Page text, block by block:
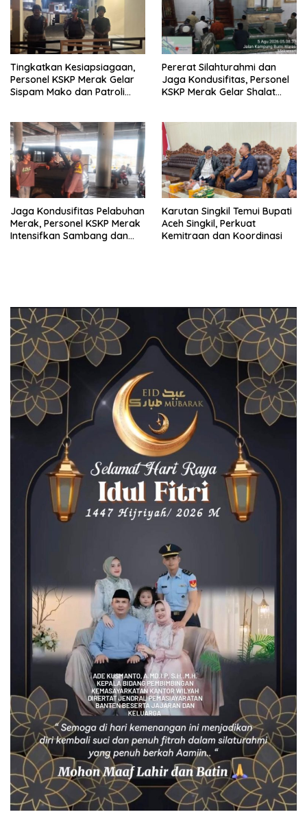
Tingkatkan Kesiapsiagaan,
Personel KSKP Merak Gelar
Sispam Mako dan Patroli
Pererat Silahturahmi dan
Jaga Kondusifitas, Personel
KSKP Merak Gelar Shalat
Jaga Kondusifitas Pelabuhan
Merak, Personel KSKP Merak
Intensifkan Sambang dan
Karutan Singkil Temui Bupati
Aceh Singkil, Perkuat
Kemitraan dan Koordinasi